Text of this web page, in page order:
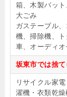
箱、木製バッ
大ごみ
ガステーブル
機、掃除機、
車、オーディ
坂東市では捨て
リサイクル家
濯機・衣類乾